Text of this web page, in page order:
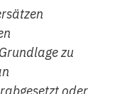
zu